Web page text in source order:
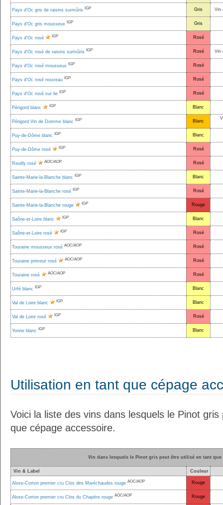
Pays d'Oc gris de raisins surmûris IGP Gris Vin
Pays d'Oc gris mousseux IGP Gris
Pays d'Oc rosé IGP Rosé
Pays d'Oc rosé de raisins surmûris IGP Rosé Vin
Pays d'Oc rosé mousseux IGP Rosé
Pays d'Oc rosé nouveau IGP Rosé
Pays d'Oc rosé sur lie IGP Rosé
Périgord blanc IGP Blanc
Périgord Vin de Domme blanc IGP Blanc
Puy-de-Dôme blanc IGP Blanc
Puy-de-Dôme rosé IGP Rosé
Reuilly rosé AOC/AOP Rosé
Sainte-Marie-la-Blanche blanc IGP Blanc
Sainte-Marie-la-Blanche rosé IGP Rosé
Sainte-Marie-la-Blanche rouge IGP Rouge
Saône-et-Loire blanc IGP Blanc
Saône-et-Loire rosé IGP Rosé
Touraine mousseux rosé AOC/AOP Rosé
Touraine primeur rosé AOC/AOP Rosé
Touraine rosé AOC/AOP Rosé
Urfé blanc IGP Blanc
Val de Loire blanc IGP Blanc
Val de Loire rosé IGP Rosé
Yonne blanc IGP Blanc
Utilisation en tant que cépage
Voici la liste des vins dans lesquels le Pinot
que cépage accessoire.
Vin dans lesquels le Pinot gris peut être utilisé en tant que
Vin & Label Couleur
Aloxe-Corton premier cru Clos des Maréchaudes rouge AOC/AOP Rouge
Aloxe-Corton premier cru Clos du Chapitre rouge AOC/AOP Rouge